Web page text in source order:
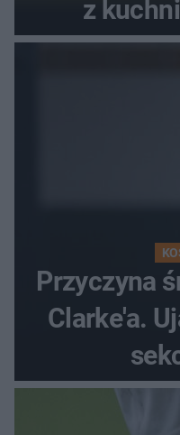
z
Przyczyna
Clarke'a.